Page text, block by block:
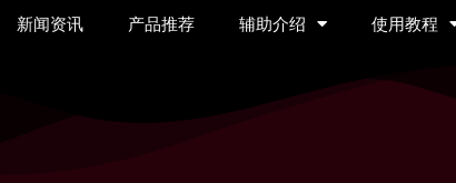
新闻资讯 产品推荐 辅助介绍 使用教程